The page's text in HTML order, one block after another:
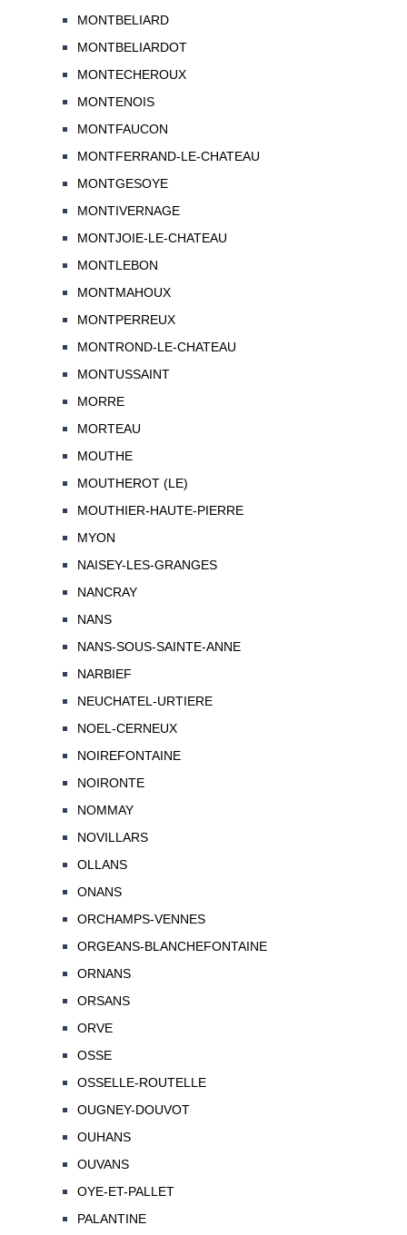
MONTBELIARD
MONTBELIARDOT
MONTECHEROUX
MONTENOIS
MONTFAUCON
MONTFERRAND-LE-CHATEAU
MONTGESOYE
MONTIVERNAGE
MONTJOIE-LE-CHATEAU
MONTLEBON
MONTMAHOUX
MONTPERREUX
MONTROND-LE-CHATEAU
MONTUSSAINT
MORRE
MORTEAU
MOUTHE
MOUTHEROT (LE)
MOUTHIER-HAUTE-PIERRE
MYON
NAISEY-LES-GRANGES
NANCRAY
NANS
NANS-SOUS-SAINTE-ANNE
NARBIEF
NEUCHATEL-URTIERE
NOEL-CERNEUX
NOIREFONTAINE
NOIRONTE
NOMMAY
NOVILLARS
OLLANS
ONANS
ORCHAMPS-VENNES
ORGEANS-BLANCHEFONTAINE
ORNANS
ORSANS
ORVE
OSSE
OSSELLE-ROUTELLE
OUGNEY-DOUVOT
OUHANS
OUVANS
OYE-ET-PALLET
PALANTINE